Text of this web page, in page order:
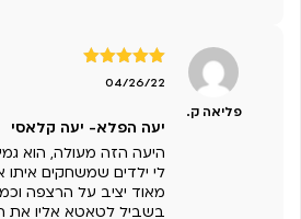
פליאה ק.
דורג5 מתוך04/26/22
יעה הפלא- יעה קלאסי
היעה הזה מעולה, הוא
לי ילדים שמשחקים איתו
מאוד יציב על הרצפה
בשביל לטאטא אליו את